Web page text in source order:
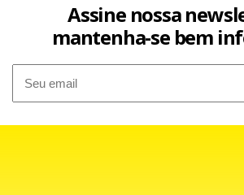
Assine nossa
mantenha-se bem